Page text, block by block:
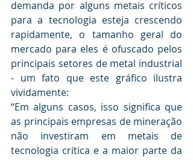
demanda por alguns metais críticos
para a tecnologia esteja crescendo
rapidamente, o tamanho geral do
mercado para eles é ofuscado pelos
principais setores de metal industrial
- um fato que este gráfico ilustra
vividamente:
“Em alguns casos, isso significa que
as principais empresas de mineração
não investiram em metais de
tecnologia crítica e a maior parte da